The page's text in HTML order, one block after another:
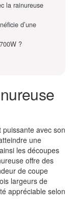
la rainureuse
d’une
?
avec son
une
les découpes
offre des
de coupe
largeurs de
appréciable selon